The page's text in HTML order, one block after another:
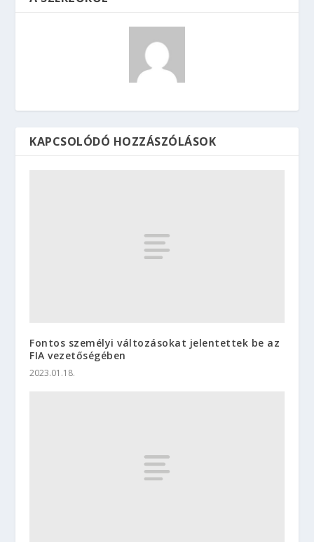
KAPCSOLÓDÓ HOZZÁSZÓLÁSOK
Fontos személyi változásokat jelentettek be az
FIA vezetőségében
2023.01.18.